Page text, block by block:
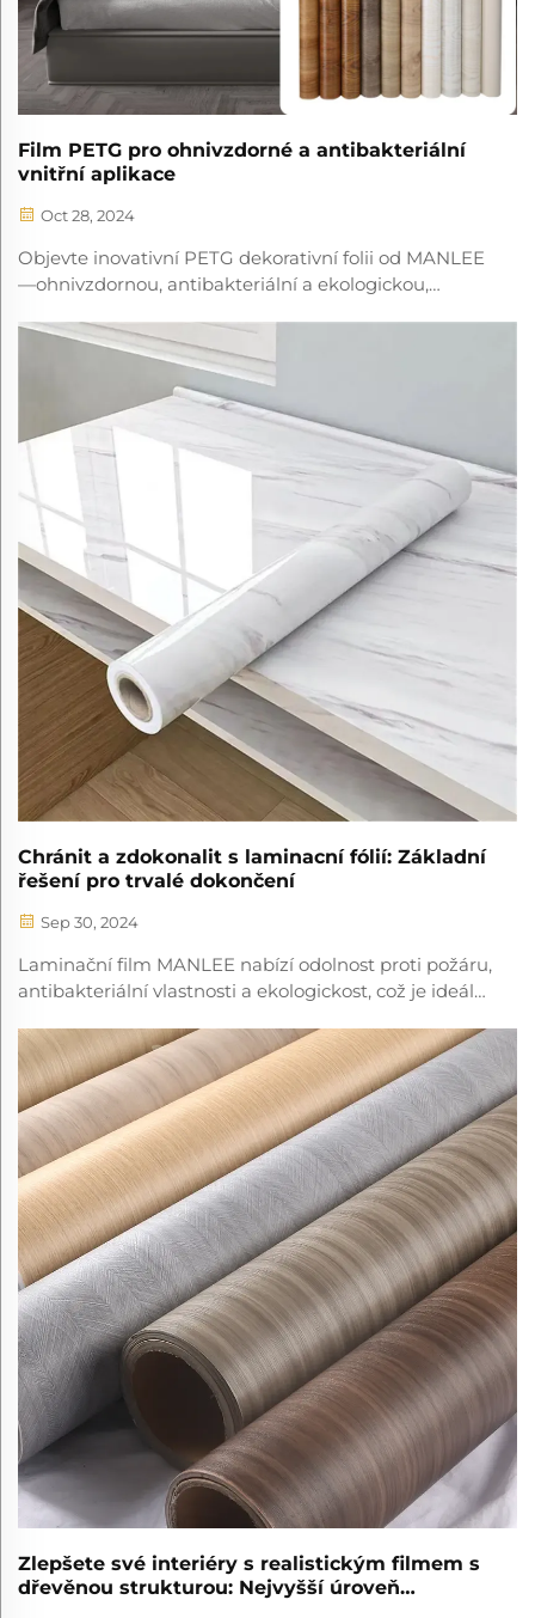
Film PETG pro ohnivzdorné a antibakteriální
vnitřní aplikace
Oct 28, 2024
Objevte inovativní PETG dekorativní folii od MANLEE
—ohnivzdornou, antibakteriální a ekologickou,
interiérech.
Chránit a zdokonalit s laminacní fólií: Základní
řešení pro trvalé dokončení
Sep 30, 2024
Laminační film MANLEE nabízí odolnost proti požáru,
antibakteriální vlastnosti a ekologickost, což je ideální
Zlepšete své interiéry s realistickým filmem s
dřevěnou strukturou: Nejvyšší úroveň